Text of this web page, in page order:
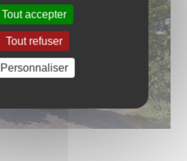
Tout accepter
Tout refuser
Personnaliser